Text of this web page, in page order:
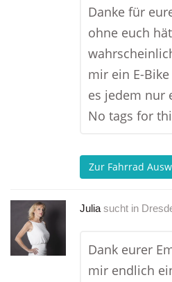
Danke für
ohne euch
mir ein E-
es jedem nur
No tags for
Zur Fahrrad
Julia sucht in
Dank eurer
mir endlich